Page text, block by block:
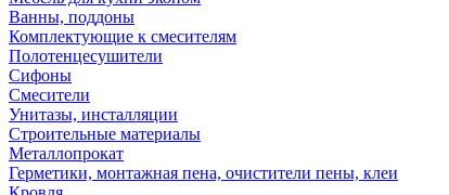
Ванны, поддоны
Комплектующие к смесителям
Полотенцесушители
Сифоны
Смесители
Унитазы, инсталляции
Строительные материалы
Металлопрокат
Герметики, монтажная пена, очистители пены, клеи